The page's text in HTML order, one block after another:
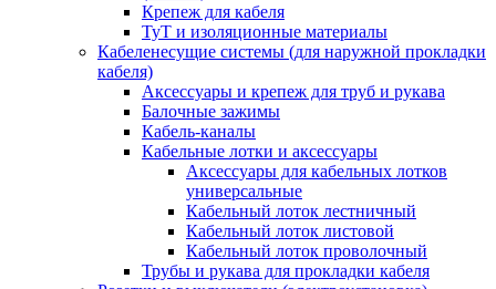
Крепеж для кабеля
ТуТ и изоляционные материалы
Кабеленесущие системы (для наружной прокладки
кабеля)
Аксессуары и крепеж для труб и рукава
Балочные зажимы
Кабель-каналы
Кабельные лотки и аксессуары
Аксессуары для кабельных лотков
универсальные
Кабельный лоток лестничный
Кабельный лоток листовой
Кабельный лоток проволочный
Трубы и рукава для прокладки кабеля